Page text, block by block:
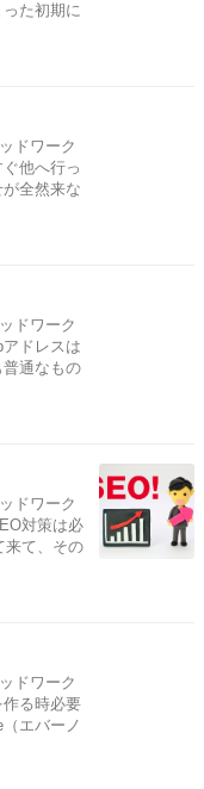
た初期に
ドワーク
他へ行っ
全然来な
ドワーク
ドレスは
通なもの
ドワーク
対策は必
来て、その
ドワーク
る時必要
エバーノ